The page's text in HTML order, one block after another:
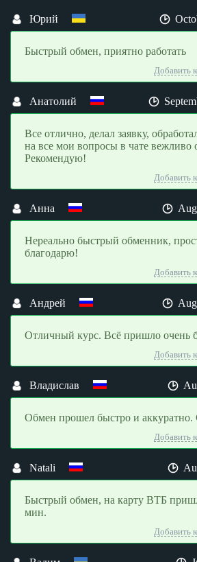
Юрий
Быстрый обмен, приятно работать
Добавить
Анатолий
Все отлично, делал заявку,
на все мои вопросы в чате вежливо
Рекомендую!
Добавить
Анна
Нереально быстрый обменник,
благодарю!
Добавить
Андрей
Отличный курс. Всё пришло очень
Добавить
Владислав
Обмен прошел быстро и аккуратно.
Добавить
Natali
Быстрый обмен, на карту ВТБ
мин.
Добавить